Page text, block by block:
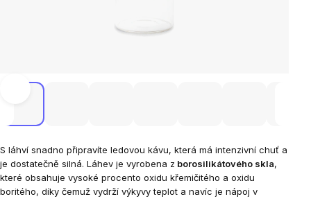
S láhví snadno připravíte ledovou kávu, která má intenzivní chuť a
je dostatečně silná. Láhev je vyrobena z borosilikátového skla,
které obsahuje vysoké procento oxidu křemičitého a oxidu
boritého, díky čemuž vydrží výkyvy teplot a navíc je nápoj v